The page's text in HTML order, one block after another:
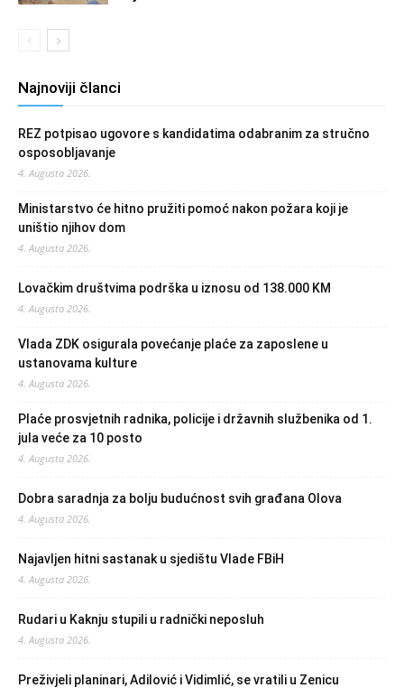
Najnoviji članci
REZ potpisao ugovore s kandidatima odabranim za stručno
osposobljavanje
4. Augusta 2026.
Ministarstvo će hitno pružiti pomoć nakon požara koji je
uništio njihov dom
4. Augusta 2026.
Lovačkim društvima podrška u iznosu od 138.000 KM
4. Augusta 2026.
Vlada ZDK osigurala povećanje plaće za zaposlene u
ustanovama kulture
4. Augusta 2026.
Plaće prosvjetnih radnika, policije i državnih službenika od 1.
jula veće za 10 posto
4. Augusta 2026.
Dobra saradnja za bolju budućnost svih građana Olova
4. Augusta 2026.
Najavljen hitni sastanak u sjedištu Vlade FBiH
4. Augusta 2026.
Rudari u Kaknju stupili u radnički neposluh
4. Augusta 2026.
Preživjeli planinari, Adilović i Vidimlić, se vratili u Zenicu